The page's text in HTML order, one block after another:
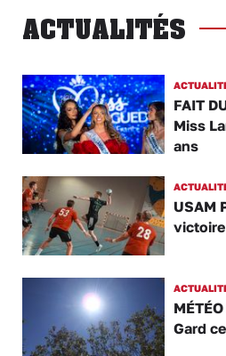
ACTUALITÉS
FAIT
Miss
ans
USAM
victoire
Gard